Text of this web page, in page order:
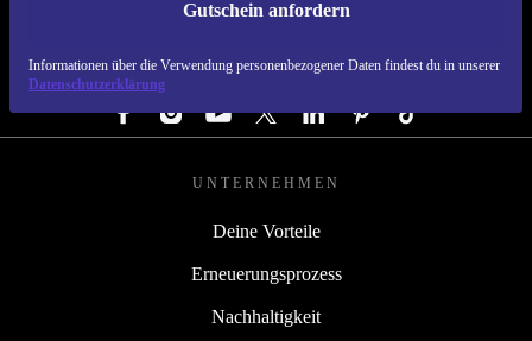
Gutschein anfordern
Informationen über die Verwendung personenbezogener Daten findest du in unserer
Datenschutzerklärung
REFURBED DEUTSCHLAND - RETHINK NEW.
FOLGE UNS
UNTERNEHMEN
Deine Vorteile
Erneuerungsprozess
Nachhaltigkeit